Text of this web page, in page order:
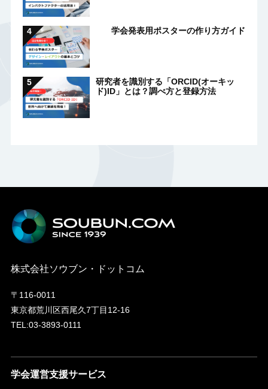
学会発表用ポスターの作り方ガイド
研究者を識別する「ORCID(オーキッ
ド)ID」とは？調べ方と登録方法
株式会社ソウブン・ドットコム
〒116-0011
東京都荒川区西尾久7丁目12-16
TEL:03-3893-0111
学会運営支援サービス